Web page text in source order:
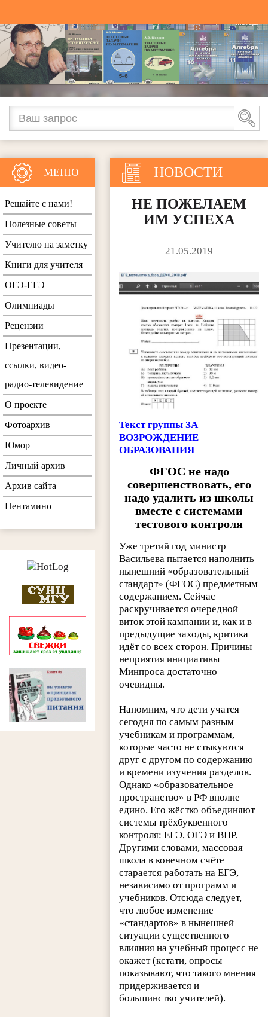
НОВОСТИ
НЕ ПОЖЕЛАЕМ
ИМ УСПЕХА
21.05.2019
Текст группы ЗА
ВОЗРОЖДЕНИЕ
ОБРАЗОВАНИЯ
ФГОС не надо
совершенствовать, его
надо удалить из школы
вместе с системами
тестового контроля
Уже третий год министр
Васильева пытается наполнить
нынешний «образовательный
стандарт» (ФГОС) предметным
содержанием. Сейчас
раскручивается очередной
виток этой кампании и, как и в
предыдущие заходы, критика
идёт со всех сторон. Причины
неприятия инициативы
Минпроса достаточно
очевидны.
Напомним, что дети учатся
сегодня по самым разным
учебникам и программам,
которые часто не стыкуются
друг с другом по содержанию
и времени изучения разделов.
Однако «образовательное
пространство» в РФ вполне
едино. Его жёстко объединяют
системы трёхбуквенного
контроля: ЕГЭ, ОГЭ и ВПР.
Другими словами, массовая
школа в конечном счёте
старается работать на ЕГЭ,
независимо от программ и
учебников. Отсюда следует,
что любое изменение
«стандартов» в нынешней
ситуации существенного
влияния на учебный процесс не
окажет (кстати, опросы
показывают, что такого мнения
придерживается и
большинство учителей).
МЕНЮ
Решайте с нами!
Полезные советы
Учителю на заметку
Книги для учителя
ОГЭ-ЕГЭ
Олимпиады
Рецензии
Презентации,
ссылки, видео-
радио-телевидение
О проекте
Фотоархив
Юмор
Личный архив
Архив сайта
Пентамино